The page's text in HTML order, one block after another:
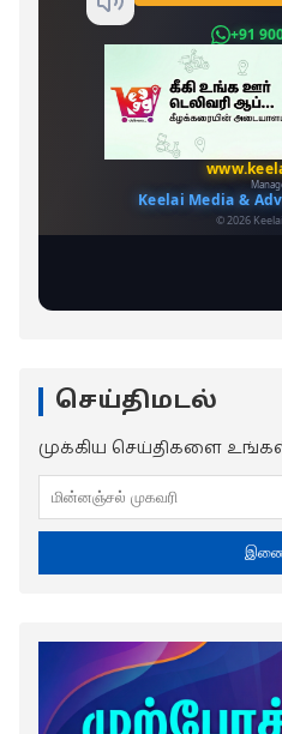
செய்திமடல்
முக்கிய செய்திகளை